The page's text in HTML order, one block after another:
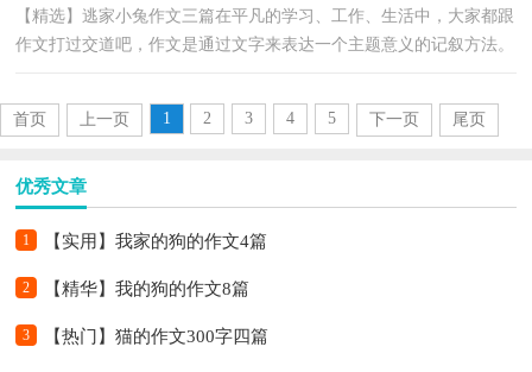
【精选】逃家小兔作文三篇在平凡的学习、工作、生活中，大家都跟
作文打过交道吧，作文是通过文字来表达一个主题意义的记叙方法。
首页 上一页 1 2 3 4 5 下一页 尾页
优秀文章
1 【实用】我家的狗的作文4篇
2 【精华】我的狗的作文8篇
3 【热门】猫的作文300字四篇